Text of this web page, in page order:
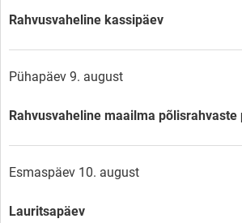
Rahvusvaheline kassipäev
Pühapäev 9. august
Rahvusvaheline maailma põlisrahvaste
Esmaspäev 10. august
Lauritsapäev